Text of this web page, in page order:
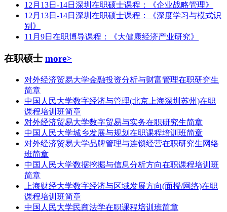
12月13日-14日深圳在职硕士课程：《企业战略管理》
12月13日-14日深圳在职硕士课程：《深度学习与模式识
别》
11月9日在职博导课程：《大健康经济产业研究》
在职硕士 more>
对外经济贸易大学金融投资分析与财富管理在职研究生
简章
中国人民大学数字经济与管理(北京上海深圳苏州)在职
课程培训班简章
对外经济贸易大学数字贸易与实务在职研究生简章
中国人民大学城乡发展与规划在职课程培训班简章
对外经济贸易大学品牌管理与连锁经营在职研究生网络
班简章
中国人民大学数据挖掘与信息分析方向在职课程培训班
简章
上海财经大学数字经济与区域发展方向(面授/网络)在职
课程培训班简章
中国人民大学民商法学在职课程培训班简章